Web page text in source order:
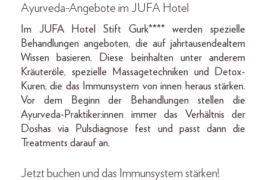
Ayurveda-Angebote im JUFA Hotel
Im JUFA Hotel Stift Gurk**** werden spezielle
Behandlungen angeboten, die auf jahrtausendealtem
Wissen basieren. Diese beinhalten unter anderem
Kräuteröle, spezielle Massagetechniken und Detox-
Kuren, die das Immunsystem von innen heraus stärken.
Vor dem Beginn der Behandlungen stellen die
Ayurveda-Praktiker:innen immer das Verhältnis der
Doshas via Pulsdiagnose fest und passt dann die
Treatments darauf an.
Jetzt buchen und das Immunsystem stärken!